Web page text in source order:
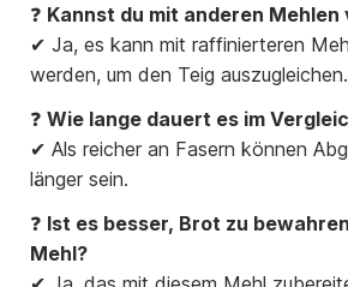
❓ Kannst du mit anderen Mehlen
✔ Ja, es kann mit raffinierteren
werden, um den Teig auszugleichen.
❓ Wie lange dauert es im
✔ Als reicher an Fasern können
länger sein.
❓ Ist es besser, Brot zu
Mehl?